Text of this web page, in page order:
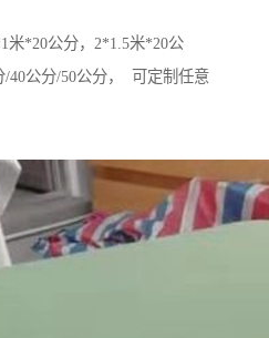
米*20公分，2*1.5米*20公
/40公分/50公分， 可定制任意